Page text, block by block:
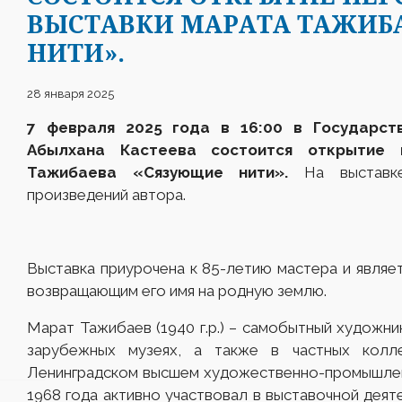
ВЫСТАВКИ МАРАТА
НИТИ».
28 января 2025
7 февраля 2025 года в 16:00 в
Абылхана Кастеева состоится открытие
Тажибаева «Сязующие нити». На
произведений автора.
Выставка приурочена к 85-летию мастера и
возвращающим его имя на родную землю.
Марат Тажибаев (1940 г.р.) – самобытный
зарубежных музеях, а также в частных
Ленинградском высшем художественно-
1968 года активно участвовал в выставочной